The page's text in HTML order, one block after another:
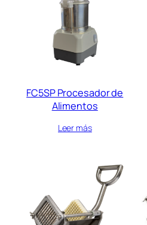
FC5SP Procesador de
Alimentos
Leer más